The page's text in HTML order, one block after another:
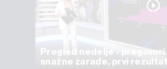
Pregled nedelje - pregovori
snažne zarade, prvi